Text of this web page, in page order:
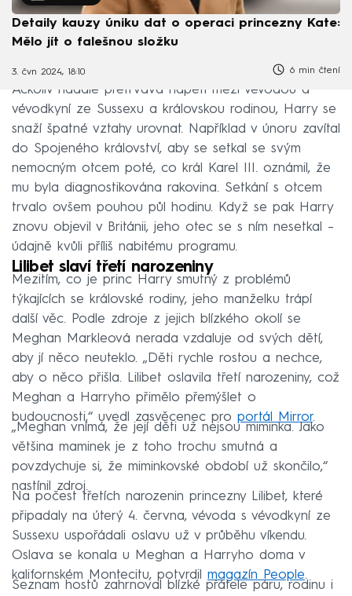
Detaily kauzy úniku dat o operaci princezny Kate:
Mělo jít o falešnou složku
3. čvn 2024, 18:10 6 min čtení
Ačkoliv nadále přetrvává napětí mezi vévodou a
vévodkyní ze Sussexu a královskou rodinou, Harry se
snaží špatné vztahy urovnat. Například v únoru zavítal
do Spojeného království, aby se setkal se svým
nemocným otcem poté, co král Karel III. oznámil, že
mu byla diagnostikována rakovina. Setkání s otcem
trvalo ovšem pouhou půl hodinu. Když se pak Harry
znovu objevil v Británii, jeho otec se s ním nesetkal –
údajně kvůli příliš nabitému programu.
Lilibet slaví třetí narozeniny
Mezitím, co je princ Harry smutný z problémů
týkajících se královské rodiny, jeho manželku trápí
další věc. Podle zdroje z jejich blízkého okolí se
Meghan Markleová nerada vzdaluje od svých dětí,
aby jí něco neuteklo. „Děti rychle rostou a nechce,
aby o něco přišla. Lilibet oslavila třetí narozeniny, což
Meghan a Harryho přimělo přemýšlet o
budoucnosti,“ uvedl zasvěcenec pro portál Mirror.
„Meghan vnímá, že její děti už nejsou miminka. Jako
většina maminek je z toho trochu smutná a
povzdychuje si, že miminkovské období už skončilo,“
nastínil zdroj.
Na počest třetích narozenin princezny Lilibet, které
připadaly na úterý 4. června, vévoda s vévodkyní ze
Sussexu uspořádali oslavu už v průběhu víkendu.
Oslava se konala u Meghan a Harryho doma v
kalifornském Montecitu, potvrdil magazín People.
Seznam hostů zahrnoval blízké přátele páru, rodinu i